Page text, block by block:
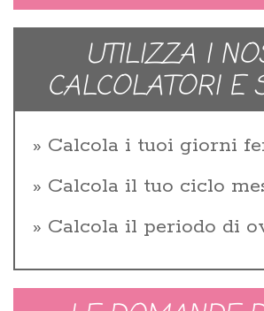
UTILIZZA I
CALCOLATORI E
Calcola i tuoi giorni
Calcola il tuo ciclo
Calcola il periodo di